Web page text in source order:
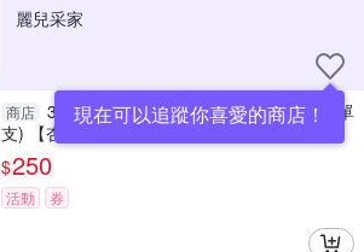
麗兒采家
現在可以追蹤你喜愛的商店！
商店 3M Scotch 寶寶食物剪刀 綠色/粉色 (單
支) 【杏一】
$250
活動 券